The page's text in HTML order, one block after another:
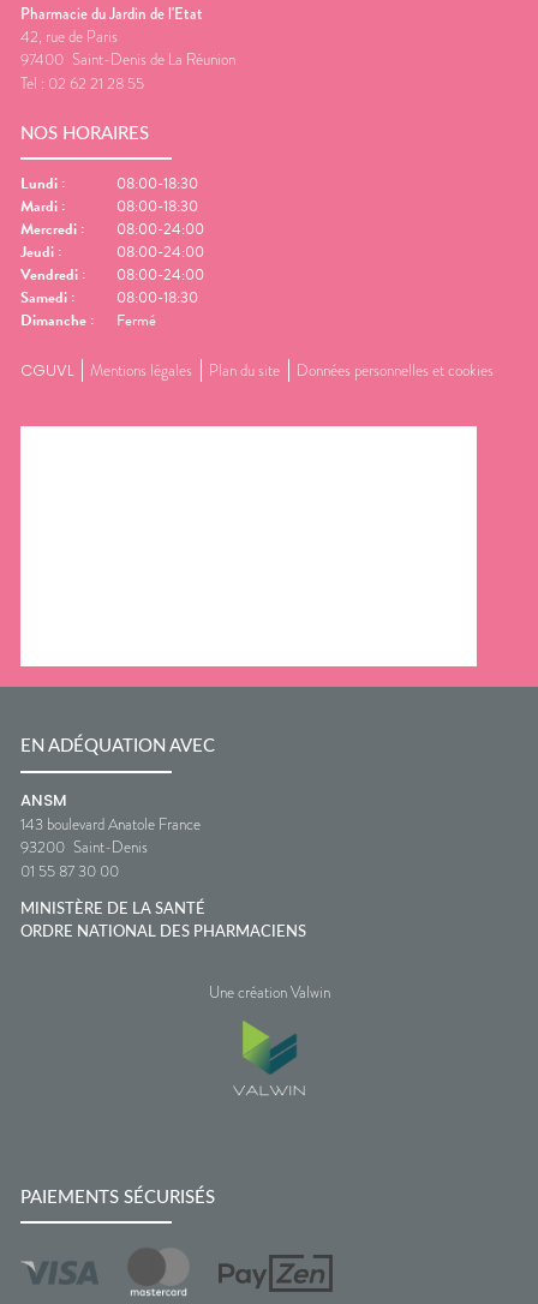
Pharmacie du Jardin de l'Etat
42, rue de Paris
97400 Saint-Denis de La Réunion
Tel : 02 62 21 28 55
NOS HORAIRES
Lundi :
08:00-18:30
Mardi :
08:00-18:30
Mercredi :
08:00-24:00
Jeudi :
08:00-24:00
Vendredi :
08:00-24:00
Samedi :
08:00-18:30
Dimanche : Fermé
CGUVL Mentions légales Plan du site Données personnelles et cookies
EN ADÉQUATION AVEC
ANSM
143 boulevard Anatole France
93200 Saint-Denis
01 55 87 30 00
MINISTÈRE DE LA SANTÉ
ORDRE NATIONAL DES PHARMACIENS
Une création Valwin
PAIEMENTS SÉCURISÉS